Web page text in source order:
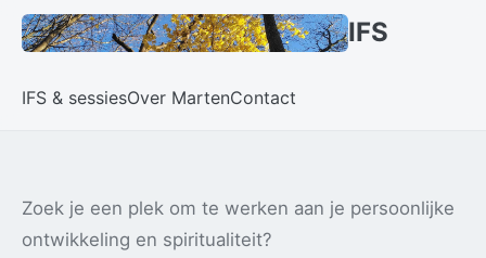
IFS
IFS & sessiesOver MartenContact
Zoek je een plek om te werken aan je persoonlijke
ontwikkeling en spiritualiteit?